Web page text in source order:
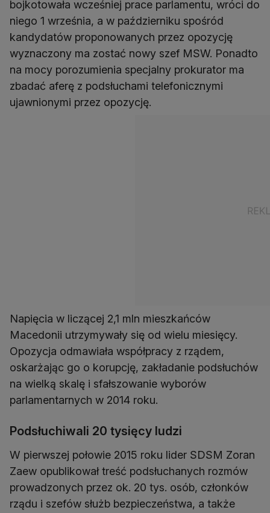
bojkotowała wcześniej prace parlamentu, wróci do
niego 1 września, a w październiku spośród
kandydatów proponowanych przez opozycję
wyznaczony ma zostać nowy szef MSW. Ponadto
na mocy porozumienia specjalny prokurator ma
zbadać aferę z podsłuchami telefonicznymi
ujawnionymi przez opozycję.
Napięcia w liczącej 2,1 mln mieszkańców
Macedonii utrzymywały się od wielu miesięcy.
Opozycja odmawiała współpracy z rządem,
oskarżając go o korupcję, zakładanie podsłuchów
na wielką skalę i sfałszowanie wyborów
parlamentarnych w 2014 roku.
Podsłuchiwali 20 tysięcy ludzi
W pierwszej połowie 2015 roku lider SDSM Zoran
Zaew opublikował treść podsłuchanych rozmów
prowadzonych przez ok. 20 tys. osób, członków
rządu i szefów służb bezpieczeństwa, a także